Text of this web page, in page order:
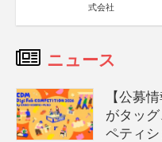
式会社
ニュース
【公募
がタッ
ペティ